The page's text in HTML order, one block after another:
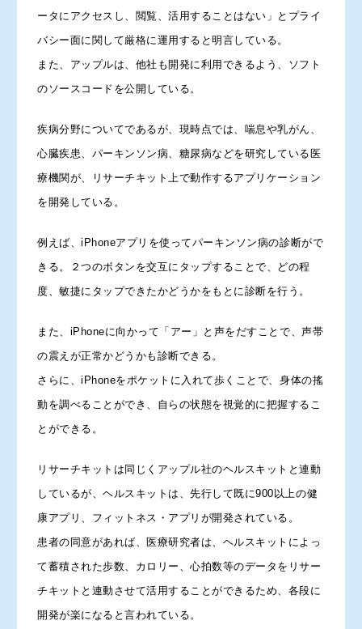
ータにアクセスし、閲覧、活用することはない」とプライ
バシー面に関して厳格に運用すると明言している。
また、アップルは、他社も開発に利用できるよう、ソフト
のソースコードを公開している。
疾病分野についてであるが、現時点では、喘息や乳がん、
心臓疾患、パーキンソン病、糖尿病などを研究している医
療機関が、リサーチキット上で動作するアプリケーション
を開発している。
例えば、iPhoneアプリを使ってパーキンソン病の診断がで
きる。２つのボタンを交互にタップすることで、どの程
度、敏捷にタップできたかどうかをもとに診断を行う。
また、iPhoneに向かって「アー」と声をだすことで、声帯
の震えが正常かどうかも診断できる。
さらに、iPhoneをポケットに入れて歩くことで、身体の搖
動を調べることができ、自らの状態を視覚的に把握するこ
とができる。
リサーチキットは同じくアップル社のヘルスキットと連動
しているが、ヘルスキットは、先行して既に900以上の健
康アプリ、フィットネス・アプリが開発されている。
患者の同意があれば、医療研究者は、ヘルスキットによっ
て蓄積された歩数、カロリー、心拍数等のデータをリサー
チキットと連動させて活用することができるため、各段に
開発が楽になると言われている。